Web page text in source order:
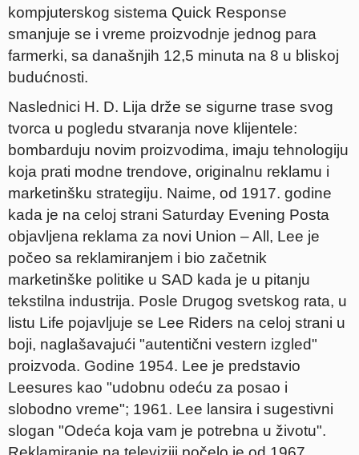
kompjuterskog sistema Quick Response
smanjuje se i vreme proizvodnje jednog para
farmerki, sa današnjih 12,5 minuta na 8 u bliskoj
budućnosti.
Naslednici H. D. Lija drže se sigurne trase svog
tvorca u pogledu stvaranja nove klijentele:
bombarduju novim proizvodima, imaju tehnologiju
koja prati modne trendove, originalnu reklamu i
marketinšku strategiju. Naime, od 1917. godine
kada je na celoj strani Saturday Evening Posta
objavljena reklama za novi Union – All, Lee je
počeo sa reklamiranjem i bio začetnik
marketinške politike u SAD kada je u pitanju
tekstilna industrija. Posle Drugog svetskog rata, u
listu Life pojavljuje se Lee Riders na celoj strani u
boji, naglašavajući "autentični vestern izgled"
proizvoda. Godine 1954. Lee je predstavio
Leesures kao "udobnu odeću za posao i
slobodno vreme"; 1961. Lee lansira i sugestivni
slogan "Odeća koja vam je potrebna u životu".